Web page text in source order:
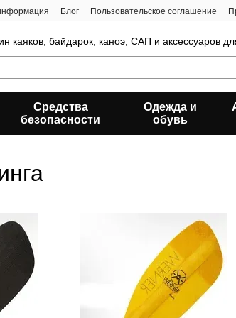
Блог Пользовательское соглашение
каяков, байдарок, каноэ, САП и аксессуаров
Средства
безопасности
Одежда и
обувь